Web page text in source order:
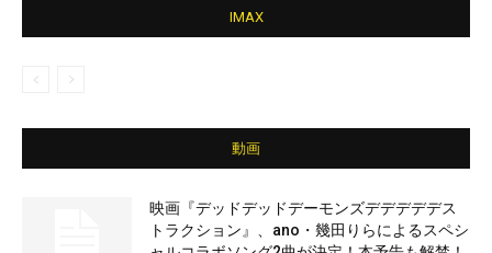
IMAX
動画
映画『デッドデッドデーモンズデデデデデス
トラクション』、ano・幾田りらによるスペシ